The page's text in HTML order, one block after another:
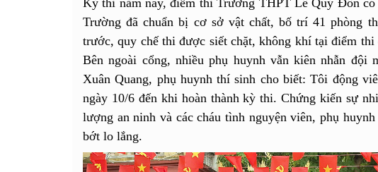
Kỳ thi năm nay, điểm thi Trường THPT Lê Quý Đôn
Trường đã chuẩn bị cơ sở vật chất, bố trí 41 phòng
trước, quy chế thi được siết chặt, không khí tại điểm thi
Bên ngoài cổng, nhiều phụ huynh vẫn kiên nhẫn đội
Xuân Quang, phụ huynh thí sinh cho biết: Tôi động
ngày 10/6 đến khi hoàn thành kỳ thi. Chứng kiến sự
lượng an ninh và các cháu tình nguyện viên, phụ
bớt lo lắng.